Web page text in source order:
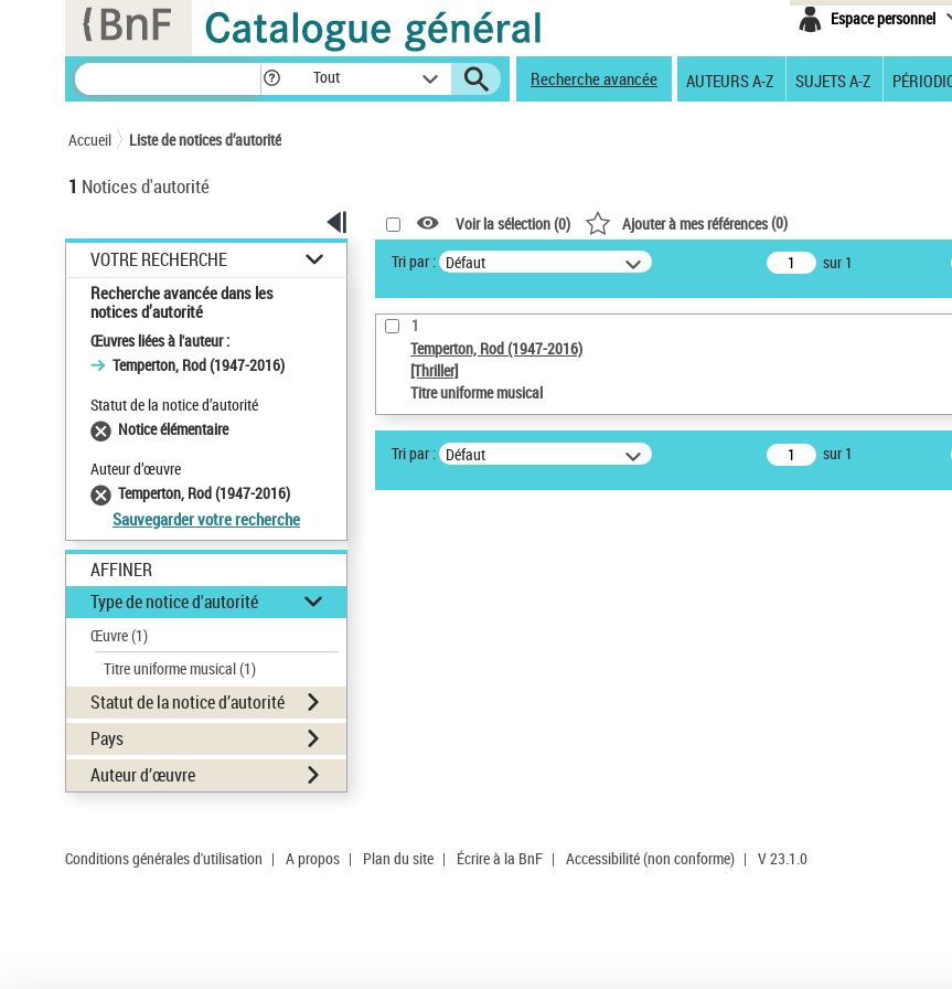
Espace personnel
Tout Recherche avancée AUTEURS A-Z SUJETS A-Z
Accueil Liste de notices d’autorité
1 Notices d'autorité
VOTRE RECHERCHE
Recherche avancée dans les
notices d’autorité
Œuvres liées à l'auteur :
Temperton, Rod (1947-2016)
Statut de la notice d’autorité
Notice élémentaire
Auteur d’œuvre
Temperton, Rod (1947-2016)
Sauvegarder votre recherche
AFFINER
Type de notice d'autorité
Œuvre(1)
Titre uniforme musical(1)
Statut de la notice d’autorité
Pays
Auteur d’œuvre
Voir la sélection (0) Ajouter à mes références(0)
Tri par : Défaut sur 1
1
Temperton, Rod (1947-2016)
[Thriller]
Titre uniforme musical
Tri par : Défaut sur 1
Conditions générales d'utilisation | A propos | Plan du site | Écrire à la BnF | Accessibilité (non conforme) | V 23.1.0
Panneau de gestion des cookies